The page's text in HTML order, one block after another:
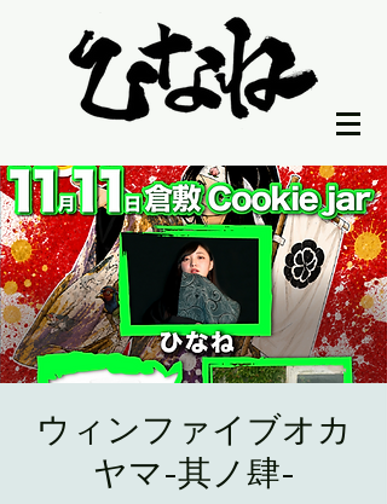
ウィンファイブオカ
ヤマ-其ノ肆-